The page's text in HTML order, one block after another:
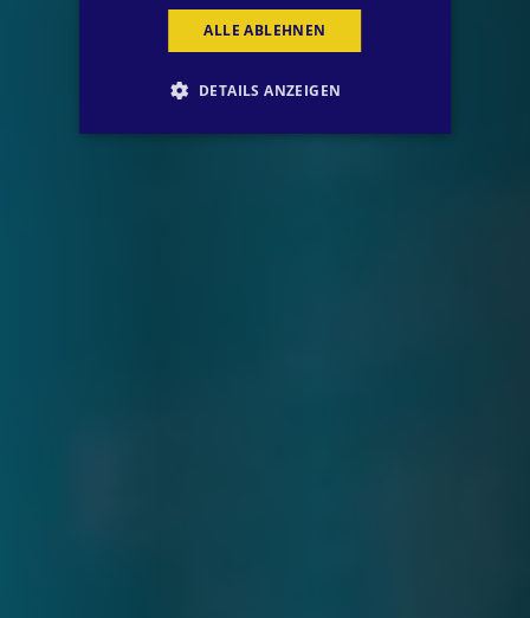
ALLE ABLEHNEN
DETAILS ANZEIGEN